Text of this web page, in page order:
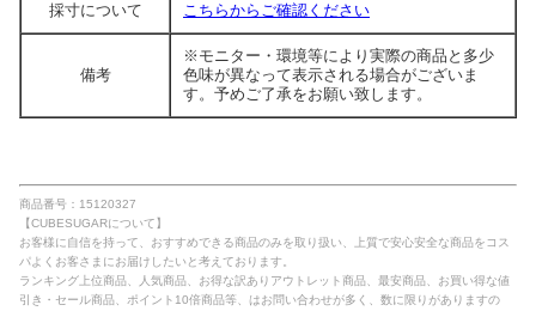
採寸について こちらからご確認ください
備考
※モニター・環境等により実際の商品と多少
色味が異なって表示される場合がございま
す。予めご了承をお願い致します。
商品番号：15120327
【CUBESUGARについて】
お客様に自信を持って、おすすめできる商品のみを取り扱い、上質で安心安全な商品をコス
パよくお客さまにお届けしたいと考えております。
ランキング上位商品、人気商品、お得な訳ありアウトレット商品、最安商品、お買い得な値
引き・セール商品、ポイント10倍商品等、はお問い合わせが多く、数に限りがありますの